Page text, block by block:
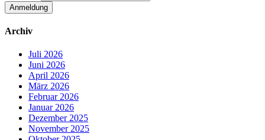
Archiv
Juli 2026
Juni 2026
April 2026
März 2026
Februar 2026
Januar 2026
Dezember 2025
November 2025